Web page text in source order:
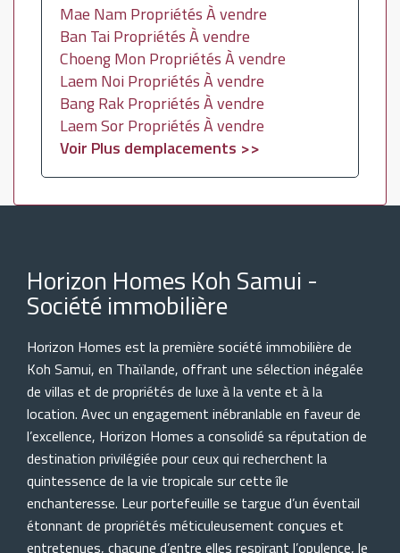
Mae Nam Propriétés À vendre
Ban Tai Propriétés À vendre
Choeng Mon Propriétés À vendre
Laem Noi Propriétés À vendre
Bang Rak Propriétés À vendre
Laem Sor Propriétés À vendre
Voir Plus demplacements >>
Horizon Homes Koh Samui -
Société immobilière
Horizon Homes est la première société immobilière de
Koh Samui, en Thaïlande, offrant une sélection inégalée
de villas et de propriétés de luxe à la vente et à la
location. Avec un engagement inébranlable en faveur de
l’excellence, Horizon Homes a consolidé sa réputation de
destination privilégiée pour ceux qui recherchent la
quintessence de la vie tropicale sur cette île
enchanteresse. Leur portefeuille se targue d’un éventail
étonnant de propriétés méticuleusement conçues et
entretenues, chacune d’entre elles respirant l’opulence, le